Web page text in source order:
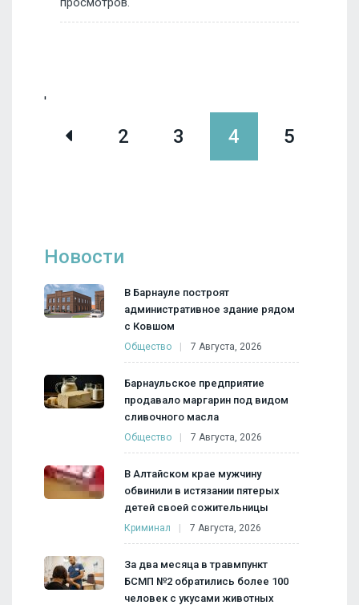
'
2 3 4 5
Новости
В Барнауле построят
административное здание рядом
с Ковшом
Общество 7 Августа, 2026
Барнаульское предприятие
продавало маргарин под видом
сливочного масла
Общество 7 Августа, 2026
В Алтайском крае мужчину
обвинили в истязании пятерых
детей своей сожительницы
Криминал 7 Августа, 2026
За два месяца в травмпункт
БСМП №2 обратились более 100
человек с укусами животных